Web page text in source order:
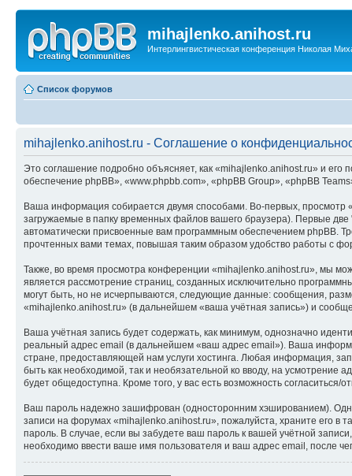
mihajlenko.anihost.ru
Интерлингвистическая конференция Николая
Список форумов
mihajlenko.anihost.ru - Соглашение о
Это соглашение подробно объясняет, как «mihajlenko.anihost.ru» и
обеспечение phpBB», «www.phpbb.com», «phpBB Group», «phpBB
Ваша информация собирается двумя способами. Во-первых, просмотр
загружаемые в папку временных файлов вашего браузера). Первые
автоматически присвоенные вам программным обеспечением phpBB.
прочтенных вами темах, повышая таким образом удобство работы с
Также, во время просмотра конференции «mihajlenko.anihost.ru», мы
является рассмотрение страниц, созданных исключительно
могут быть, но не исчерпываются, следующие данные: сообщения,
«mihajlenko.anihost.ru» (в дальнейшем «ваша учётная запись») и
Ваша учётная запись будет содержать, как минимум, однозначно
реальный адрес email (в дальнейшем «ваш адрес email»). Ваша
стране, предоставляющей нам услуги хостинга. Любая информация,
быть как необходимой, так и необязательной ко вводу, на
будет общедоступна. Кроме того, у вас есть возможность
Ваш пароль надежно зашифрован (односторонним хэшированием).
записи на форумах «mihajlenko.anihost.ru», пожалуйста, храните его в
пароль. В случае, если вы забудете ваш пароль к вашей учётной
необходимо ввести ваше имя пользователя и ваш адрес email, после